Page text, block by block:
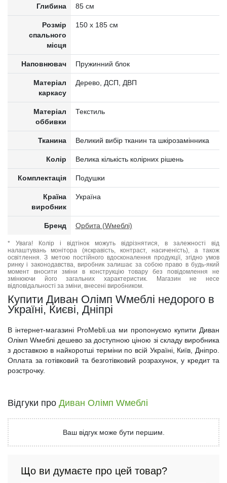
Глибина 85 см
Розмір
спального
місця
150 х 185 см
Наповнювач Пружинний блок
Матеріал
каркасу
Дерево, ДСП, ДВП
Матеріал
оббивки
Текстиль
Тканина Великий вибір тканин та шкірозамінника
Колір Велика кількість колірних рішень
Комплектація Подушки
Країна
виробник
Україна
Бренд Орбита (Wмеблі)
* Увага! Колір і відтінок можуть відрізнятися, в залежності від
налаштувань монітора (яскравість, контраст, насиченість), а також
освітлення. З метою постійного вдосконалення продукції, згідно умов
ринку і законодавства, виробник залишає за собою право в будь-який
момент вносити зміни в конструкцію товару без повідомлення не
змінюючи його загальних характеристик. Магазин не несе
відповідальності за зміни, внесені виробником.
Купити Диван Олімп Wмеблі недорого в
Україні, Києві, Дніпрі
В інтернет-магазині ProMebli.ua ми пропонуємо купити Диван
Олімп Wмеблі дешево за доступною ціною зі складу виробника
з доставкою в найкоротші терміни по всій Україні, Київ, Дніпро.
Оплата за готівковий та безготівковий розрахунок, у кредит та
розстрочку.
Відгуки про Диван Олімп Wмеблі
Ваш відгук може бути першим.
Що ви думаєте про цей товар?